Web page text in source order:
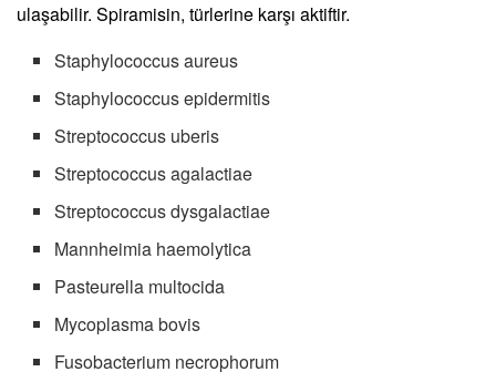
ulaşabilir. Spiramisin, türlerine karşı aktiftir.
Staphylococcus aureus
Staphylococcus epidermitis
Streptococcus uberis
Streptococcus agalactiae
Streptococcus dysgalactiae
Mannheimia haemolytica
Pasteurella multocida
Mycoplasma bovis
Fusobacterium necrophorum